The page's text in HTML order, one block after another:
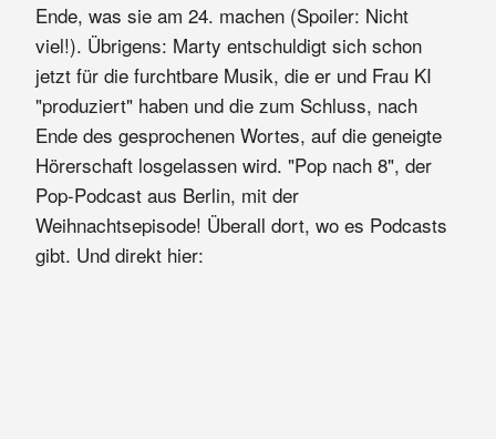
Ende, was sie am 24. machen (Spoiler: Nicht
viel!). Übrigens: Marty entschuldigt sich schon
jetzt für die furchtbare Musik, die er und Frau KI
"produziert" haben und die zum Schluss, nach
Ende des gesprochenen Wortes, auf die geneigte
Hörerschaft losgelassen wird. "Pop nach 8", der
Pop-Podcast aus Berlin, mit der
Weihnachtsepisode! Überall dort, wo es Podcasts
gibt. Und direkt hier: